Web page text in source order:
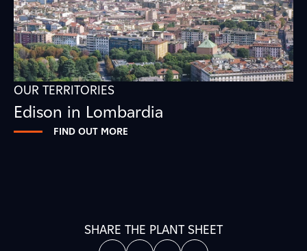
OUR TERRITORIES
Edison in Lombardia
FIND OUT MORE
SHARE THE PLANT SHEET